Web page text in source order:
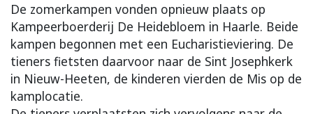
De zomerkampen vonden opnieuw plaats op
Kampeerboerderij De Heidebloem in Haarle. Beide
kampen begonnen met een Eucharistieviering. De
tieners fietsten daarvoor naar de Sint Josephkerk
in Nieuw-Heeten, de kinderen vierden de Mis op de
kamplocatie.